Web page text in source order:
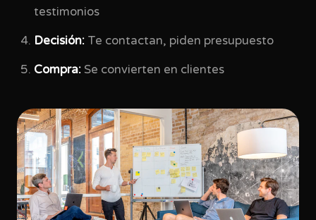
testimonios
Decisión: Te contactan, piden presupuesto
Compra: Se convierten en clientes